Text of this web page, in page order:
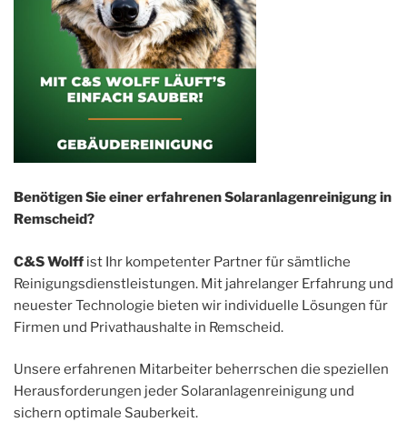
Benötigen Sie einer erfahrenen Solaranlagenreinigung in
Remscheid?
C&S Wolff ist Ihr kompetenter Partner für sämtliche
Reinigungsdienstleistungen. Mit jahrelanger Erfahrung und
neuester Technologie bieten wir individuelle Lösungen für
Firmen und Privathaushalte in Remscheid.
Unsere erfahrenen Mitarbeiter beherrschen die speziellen
Herausforderungen jeder Solaranlagenreinigung und
sichern optimale Sauberkeit.